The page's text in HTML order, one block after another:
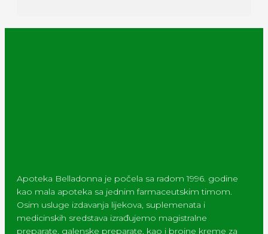
Apoteka Belladonna je počela sa radom 1996. godine
kao mala apoteka sa jednim farmaceutskim timom.
Osim usluge izdavanja lijekova, suplemenata i
medicinskih sredstava izrađujemo magistralne
preparate, galenske preparate, kao i brojne kreme za